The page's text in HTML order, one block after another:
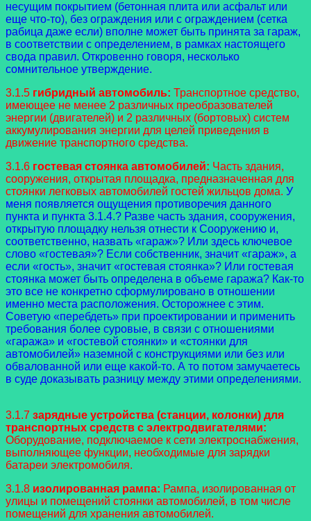
несущим покрытием (бетонная плита или асфальт или
еще что-то), без ограждения или с ограждением (сетка
рабица даже если) вполне может быть принята за гараж,
в соответствии с определением, в рамках настоящего
свода правил. Откровенно говоря, несколько
сомнительное утверждение.
3.1.5 гибридный автомобиль: Транспортное средство,
имеющее не менее 2 различных преобразователей
энергии (двигателей) и 2 различных (бортовых) систем
аккумулирования энергии для целей приведения в
движение транспортного средства.
3.1.6 гостевая стоянка автомобилей: Часть здания,
сооружения, открытая площадка, предназначенная для
стоянки легковых автомобилей гостей жильцов дома. У
меня появляется ощущения противоречия данного
пункта и пункта 3.1.4.? Разве часть здания, сооружения,
открытую площадку нельзя отнести к Сооружению и,
соответственно, назвать «гараж»? Или здесь ключевое
слово «гостевая»? Если собственник, значит «гараж», а
если «гость», значит «гостевая стоянка»? Или гостевая
стоянка может быть определена в объеме гаража? Как-то
это все не конкретно сформулировано в отношении
именно места расположения. Осторожнее с этим.
Советую «перебдеть» при проектировании и применить
требования более суровые, в связи с отношениями
«гаража» и «гостевой стоянки» и «стоянки для
автомобилей» наземной с конструкциями или без или
обвалованной или еще какой-то. А то потом замучаетесь
в суде доказывать разницу между этими определениями.
3.1.7 зарядные устройства (станции, колонки) для
транспортных средств с электродвигателями:
Оборудование, подключаемое к сети электроснабжения,
выполняющее функции, необходимые для зарядки
батареи электромобиля.
3.1.8 изолированная рампа: Рампа, изолированная от
улицы и помещений стоянки автомобилей, в том числе
помещений для хранения автомобилей.